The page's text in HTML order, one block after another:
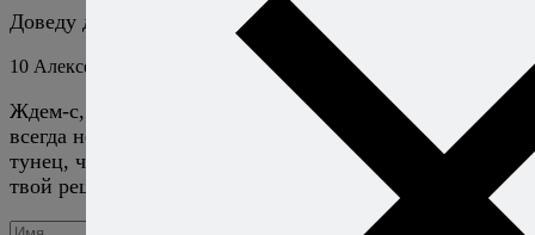
Доведу до ума рецепт и покажу ;)
10 Алексей Онегин 31 января 2018 Ответить
Ждем-с, затестить новый рецепт тартара из тунца я
всегда не против, правда, обычно для этого нужен
тунец, что значительно усложняет задачу. Надеюсь,
твой рецепт будет избавлен от этого недостатка! ;)